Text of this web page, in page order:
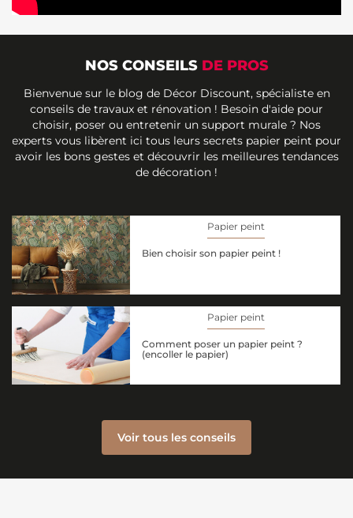
NOS CONSEILS DE PROS
Bienvenue sur le blog de Décor Discount, spécialiste en
conseils de travaux et rénovation ! Besoin d'aide pour
choisir, poser ou entretenir un support murale ? Nos
experts vous libèrent ici tous leurs secrets papier peint pour
avoir les bons gestes et découvrir les meilleures tendances
de décoration !
Papier peint
Bien choisir son papier peint !
Papier peint
Comment poser un papier peint ?
(encoller le papier)
Voir tous les conseils